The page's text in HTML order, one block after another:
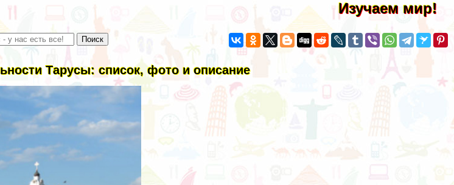
Изучаем мир!
Тарусы: список, фото и описание